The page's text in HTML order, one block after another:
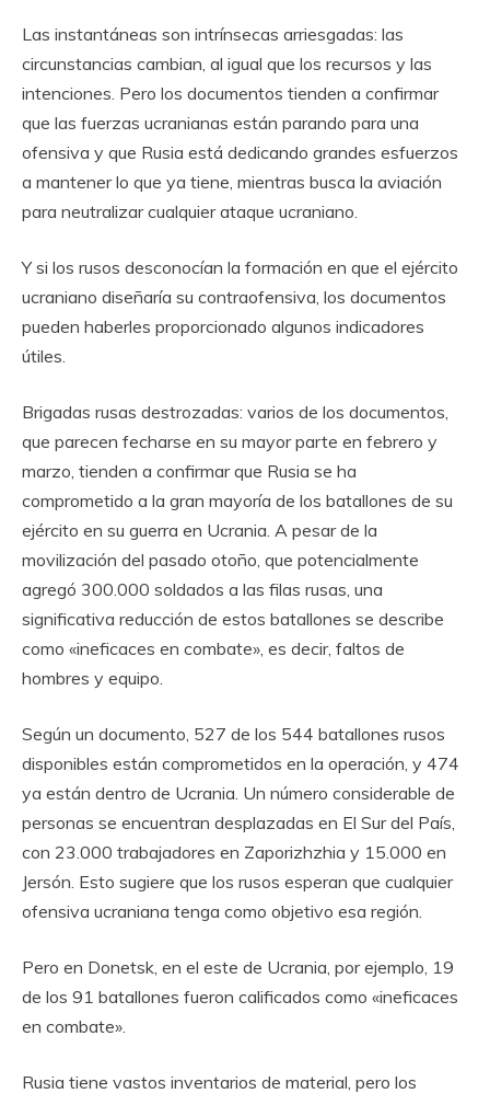
Las instantáneas son intrínsecas arriesgadas: las
circunstancias cambian, al igual que los recursos y las
intenciones. Pero los documentos tienden a confirmar
que las fuerzas ucranianas están parando para una
ofensiva y que Rusia está dedicando grandes esfuerzos
a mantener lo que ya tiene, mientras busca la aviación
para neutralizar cualquier ataque ucraniano.
Y si los rusos desconocían la formación en que el ejército
ucraniano diseñaría su contraofensiva, los documentos
pueden haberles proporcionado algunos indicadores
útiles.
Brigadas rusas destrozadas: varios de los documentos,
que parecen fecharse en su mayor parte en febrero y
marzo, tienden a confirmar que Rusia se ha
comprometido a la gran mayoría de los batallones de su
ejército en su guerra en Ucrania. A pesar de la
movilización del pasado otoño, que potencialmente
agregó 300.000 soldados a las filas rusas, una
significativa reducción de estos batallones se describe
como «ineficaces en combate», es decir, faltos de
hombres y equipo.
Según un documento, 527 de los 544 batallones rusos
disponibles están comprometidos en la operación, y 474
ya están dentro de Ucrania. Un número considerable de
personas se encuentran desplazadas en El Sur del País,
con 23.000 trabajadores en Zaporizhzhia y 15.000 en
Jersón. Esto sugiere que los rusos esperan que cualquier
ofensiva ucraniana tenga como objetivo esa región.
Pero en Donetsk, en el este de Ucrania, por ejemplo, 19
de los 91 batallones fueron calificados como «ineficaces
en combate».
Rusia tiene vastos inventarios de material, pero los